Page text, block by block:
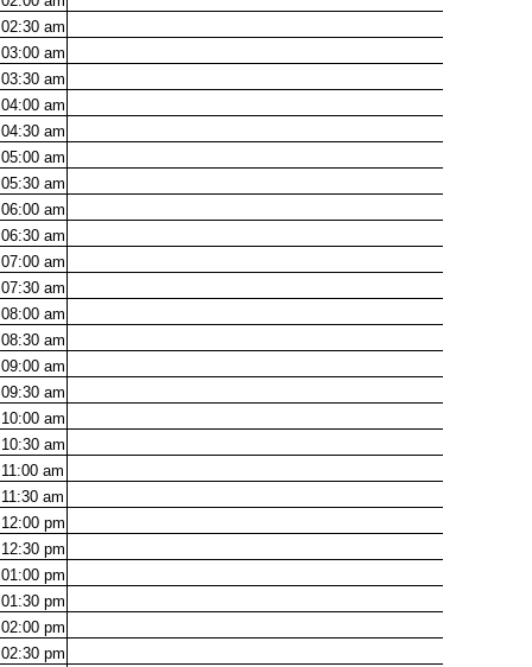
02:30 am
03:00 am
03:30 am
04:00 am
04:30 am
05:00 am
05:30 am
06:00 am
06:30 am
07:00 am
07:30 am
08:00 am
08:30 am
09:00 am
09:30 am
10:00 am
10:30 am
11:00 am
11:30 am
12:00 pm
12:30 pm
01:00 pm
01:30 pm
02:00 pm
02:30 pm